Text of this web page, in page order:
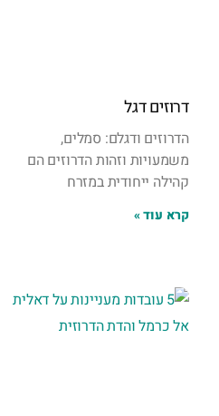
דרוזים דגל
הדרוזים ודגלם: סמלים,
משמעויות וזהות הדרוזים הם
קהילה ייחודית במזרח
קרא עוד »